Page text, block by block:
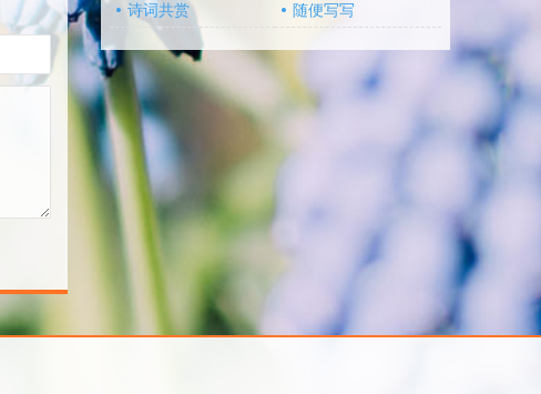
诗词共赏 随便写写